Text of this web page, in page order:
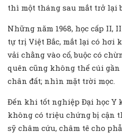
thì một tháng sau mắt trở lại
Những năm 1968, học cấp II,
tự trị Việt Bắc, mắt lại có hơi
vải chằng vào cổ, buộc có
quên cũng không thể cúi
chân đất; nhìn mặt trời mọc.
Đến khi tốt nghiệp Đại học Y
không có triệu chứng bị cận
sỹ châm cứu, châm tê cho